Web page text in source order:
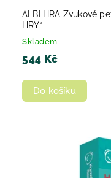
ALBI HRA Zvukové
HRY*
Skladem
544 Kč
Do košíku